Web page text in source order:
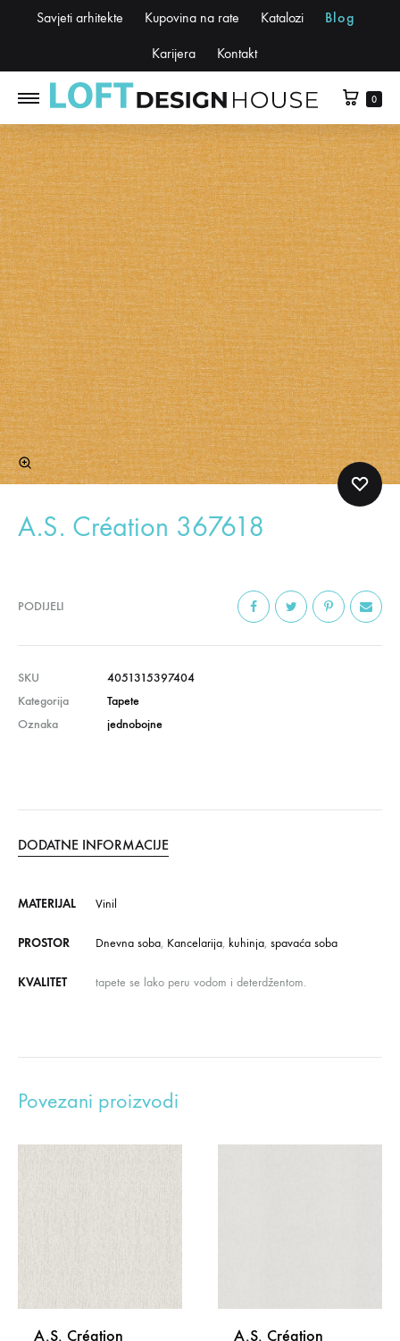
Savjeti arhitekte Kupovina na rate Katalozi Blog
Karijera Kontakt
0
A.S. Création 367618
PODIJELI
SKU
4051315397404
Kategorija
Tapete
Oznaka
jednobojne
DODATNE INFORMACIJE
MATERIJAL Vinil
PROSTOR Dnevna soba, Kancelarija, kuhinja, spavaća soba
KVALITET tapete se lako peru vodom i deterdžentom.
Povezani proizvodi
A.S. Création
A.S. Création